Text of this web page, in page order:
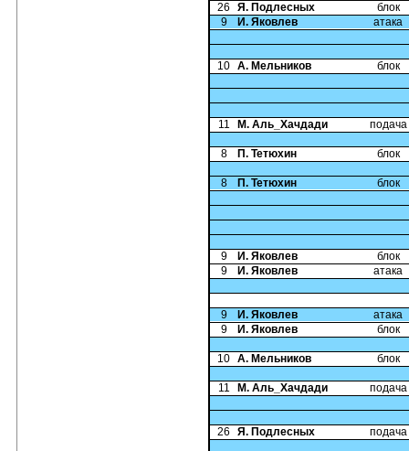
26
Я. Подлесных
блок
9
И. Яковлев атака
10 А. Мельников блок
11 М. Аль_Хачдади подача
8 П. Тетюхин блок
8 П. Тетюхин блок
9 И. Яковлев
блок
9
И. Яковлев атака
9 И. Яковлев
атака
9
И. Яковлев блок
10 А. Мельников блок
11 М. Аль_Хачдади подача
26 Я. Подлесных подача